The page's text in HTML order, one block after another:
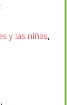
y las niñas,